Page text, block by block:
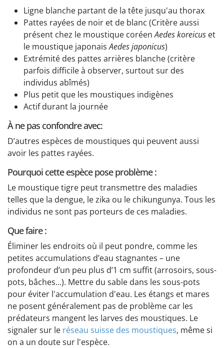
Ligne blanche partant de la tête jusqu'au thorax
Pattes rayées de noir et de blanc (Critère aussi
présent chez le moustique coréenAedes koreicus et
le moustique japonaisAedes japonicus)
Extrémité des pattes arrières blanche (critère
parfois difficile à observer, surtout sur des
individus abîmés)
Plus petit que les moustiques indigènes
Actif durant la journée
À ne pas confondre avec:
D’autres espèces de moustiques qui peuvent aussi
avoir les pattes rayées.
Pourquoi cette espèce pose problème :
Le moustique tigre peut transmettre des maladies
telles que la dengue, le zika ou le chikungunya. Tous les
individus ne sont pas porteurs de ces maladies.
Que faire :
Éliminer les endroits où il peut pondre, comme les
petites accumulations d’eau stagnantes – une
profondeur d’un peu plus d’1 cm suffit (arrosoirs, sous-
pots, bâches...). Mettre du sable dans les sous-pots
pour éviter l'accumulation d'eau. Les étangs et mares
ne posent généralement pas de problème car les
prédateurs mangent les larves des moustiques. Le
signaler sur le réseau suisse des moustiques, même si
on a un doute sur l'espèce.